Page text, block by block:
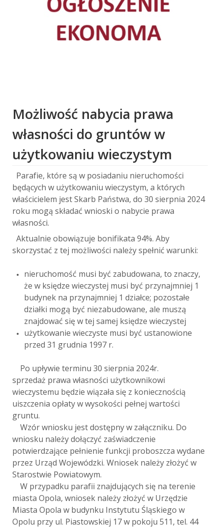
Możliwość nabycia prawa
własności do gruntów w
użytkowaniu wieczystym
Parafie, które są w posiadaniu nieruchomości
będących w użytkowaniu wieczystym, a których
właścicielem jest Skarb Państwa, do 30 sierpnia 2024
roku mogą składać wnioski o nabycie prawa
własności.
Aktualnie obowiązuje bonifikata 94%. Aby
skorzystać z tej możliwości należy spełnić warunki:
nieruchomość musi być zabudowana, to znaczy,
że w księdze wieczystej musi być przynajmniej 1
budynek na przynajmniej 1 działce; pozostałe
działki mogą być niezabudowane, ale muszą
znajdować się w tej samej księdze wieczystej
użytkowanie wieczyste musi być ustanowione
przed 31 grudnia 1997 r.
Po upływie terminu 30 sierpnia 2024r.
sprzedaż prawa własności użytkownikowi
wieczystemu będzie wiązała się z koniecznością
uiszczenia opłaty w wysokości pełnej wartości
gruntu.
Wzór wniosku jest dostępny w załączniku. Do
wniosku należy dołączyć zaświadczenie
potwierdzające pełnienie funkcji proboszcza wydane
przez Urząd Wojewódzki. Wniosek należy złożyć w
Starostwie Powiatowym.
W przypadku parafii znajdujących się na terenie
miasta Opola, wniosek należy złożyć w Urzędzie
Miasta Opola w budynku Instytutu Śląskiego w
Opolu przy ul. Piastowskiej 17 w pokoju 511, tel. 44